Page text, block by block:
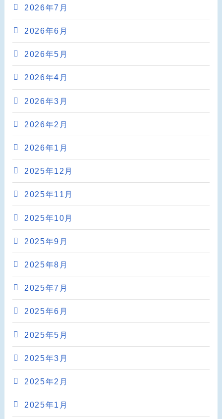
2026年7月
2026年6月
2026年5月
2026年4月
2026年3月
2026年2月
2026年1月
2025年12月
2025年11月
2025年10月
2025年9月
2025年8月
2025年7月
2025年6月
2025年5月
2025年3月
2025年2月
2025年1月